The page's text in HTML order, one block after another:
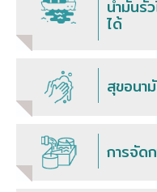
น้ำมันรั่
ได้
สุขอนา
การจัด